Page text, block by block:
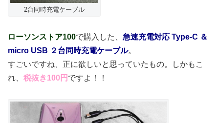
2台同時充電ケーブル
ローソンストア100で購入した、 急速充電対応 Type-C ＆
micro USB ２台同時充電ケーブル。
すごいですね、正に欲しいと思っていたもの。しかもこ
れ、 税抜き100円 ですよ！！